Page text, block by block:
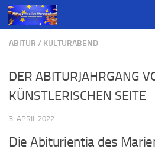
ABITUR / KULTURABEND
DER ABITURJAHRGANG
KÜNSTLERISCHEN SEITE
3. APRIL 2022
Die Abiturientia des